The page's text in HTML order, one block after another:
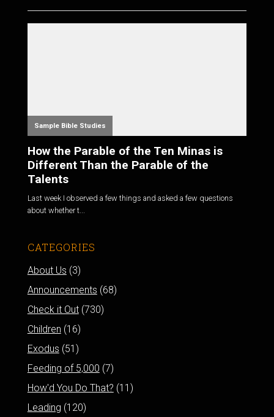
Sample Bible Studies
How the Parable of the Ten Minas is
Different Than the Parable of the
Talents
Last week I observed a few things and asked a few questions
about whether t...
CATEGORIES
About Us (3)
Announcements (68)
Check it Out(730)
Children (16)
Exodus (51)
Feeding of 5,000 (7)
How'd You Do That? (11)
Leading (120)